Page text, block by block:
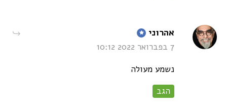
אהרוני says:
7 בפברואר 2022 10:12
נשמע מעולה
הגב